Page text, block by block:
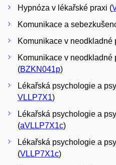
Hypnóza v lékařské praxi (
Komunikace a
Komunikace v neodkladné
Komunikace v neodkladné
(BZKN041p)
Lékařská psychologie a
VLLP7X1)
Lékařská psychologie a
(aVLLP7X1c)
Lékařská psychologie a
(VLLP7X1c)